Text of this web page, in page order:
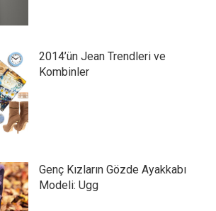
2014’ün Jean Trendleri ve
Kombinler
Genç Kızların Gözde Ayakkabı
Modeli: Ugg